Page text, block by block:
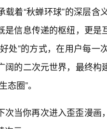
载着“秋蝉环球”的深层
是信息传递的枢纽，更
处”的方式，在用户每
阔的二次元世界，最终
态圈”。
次当你再次进入歪歪漫